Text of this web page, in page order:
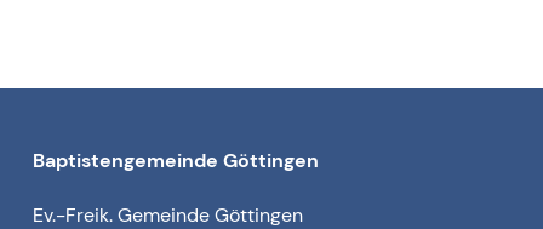
Baptistengemeinde Göttingen
Ev.-Freik. Gemeinde Göttingen